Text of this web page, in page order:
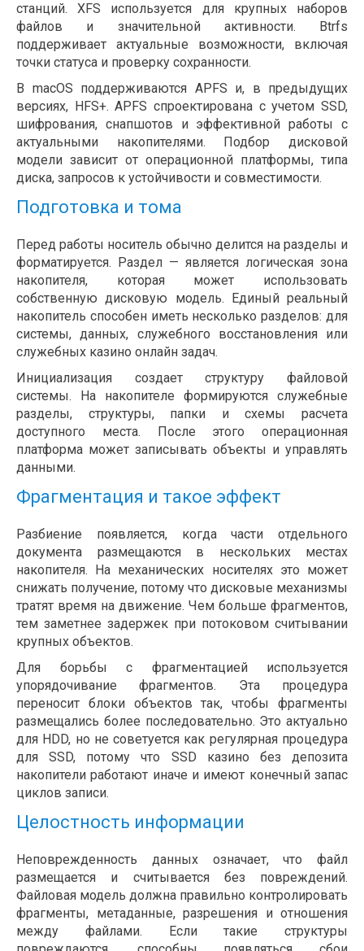
станций. XFS используется для крупных наборов
файлов и значительной активности. Btrfs
поддерживает актуальные возможности, включая
точки статуса и проверку сохранности.
В macOS поддерживаются APFS и, в предыдущих
версиях, HFS+. APFS спроектирована с учетом SSD,
шифрования, снапшотов и эффективной работы с
актуальными накопителями. Подбор дисковой
модели зависит от операционной платформы, типа
диска, запросов к устойчивости и совместимости.
Подготовка и тома
Перед работы носитель обычно делится на разделы и
форматируется. Раздел — является логическая зона
накопителя, которая может использовать
собственную дисковую модель. Единый реальный
накопитель способен иметь несколько разделов: для
системы, данных, служебного восстановления или
служебных казино онлайн задач.
Инициализация создает структуру файловой
системы. На накопителе формируются служебные
разделы, структуры, папки и схемы расчета
доступного места. После этого операционная
платформа может записывать объекты и управлять
данными.
Фрагментация и такое эффект
Разбиение появляется, когда части отдельного
документа размещаются в нескольких местах
накопителя. На механических носителях это может
снижать получение, потому что дисковые механизмы
тратят время на движение. Чем больше фрагментов,
тем заметнее задержек при потоковом считывании
крупных объектов.
Для борьбы с фрагментацией используется
упорядочивание фрагментов. Эта процедура
переносит блоки объектов так, чтобы фрагменты
размещались более последовательно. Это актуально
для HDD, но не советуется как регулярная процедура
для SSD, потому что SSD казино без депозита
накопители работают иначе и имеют конечный запас
циклов записи.
Целостность информации
Неповрежденность данных означает, что файл
размещается и считывается без повреждений.
Файловая модель должна правильно контролировать
фрагменты, метаданные, разрешения и отношения
между файлами. Если такие структуры